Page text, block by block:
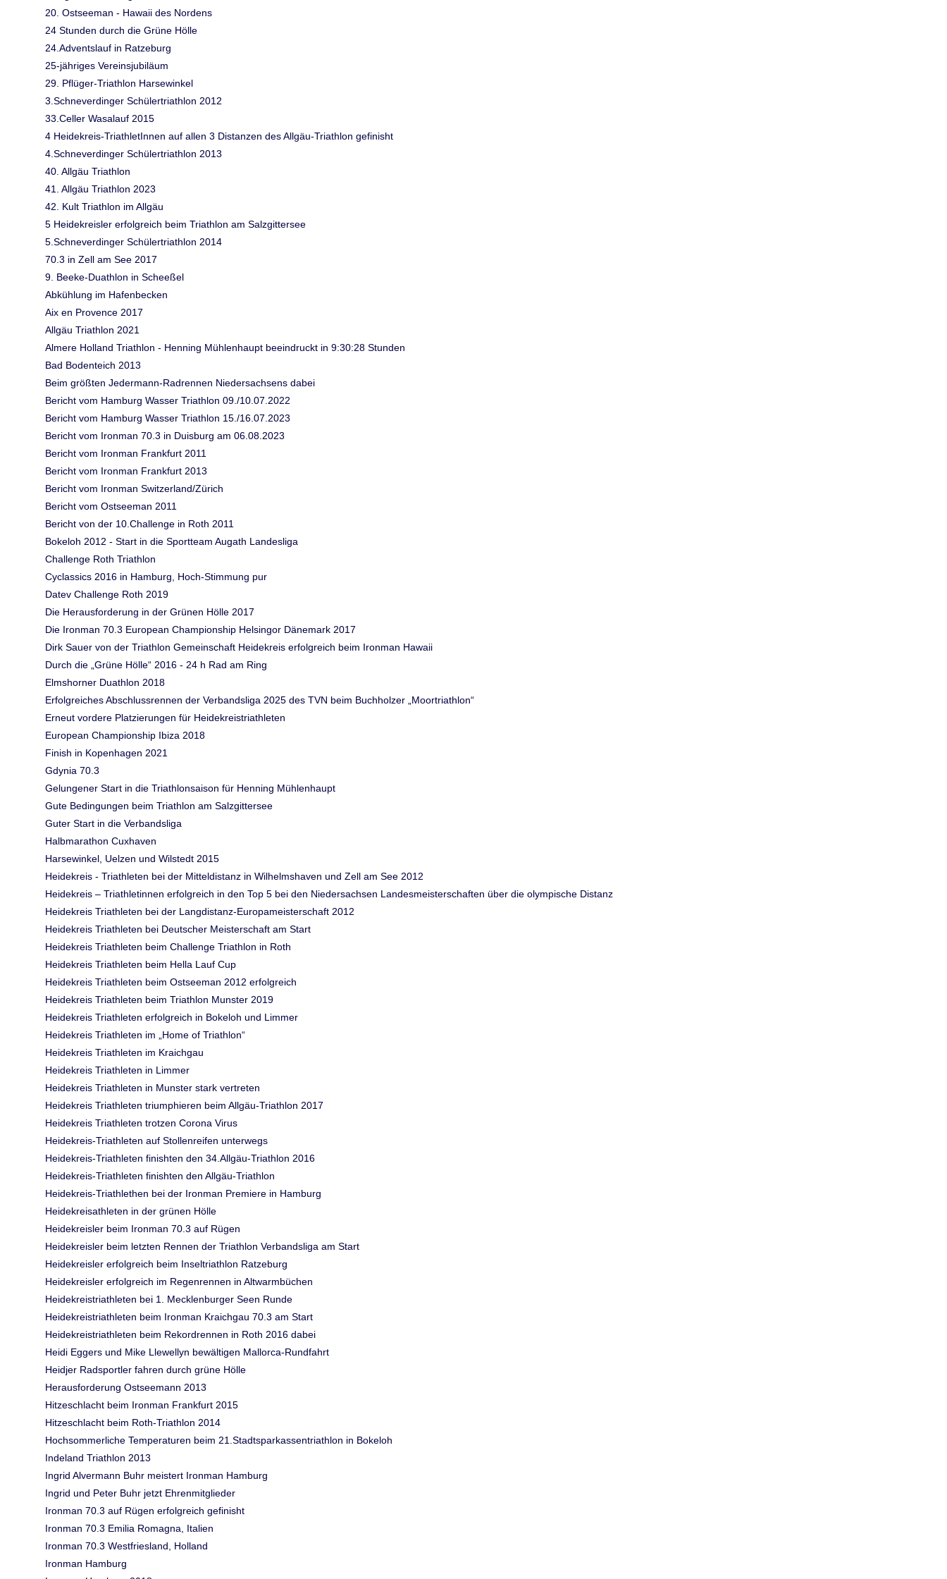
20. Ostseeman - Hawaii des Nordens
24 Stunden durch die Grüne Hölle
24.Adventslauf in Ratzeburg
25-jähriges Vereinsjubiläum
29. Pflüger-Triathlon Harsewinkel
3.Schneverdinger Schülertriathlon 2012
33.Celler Wasalauf 2015
4 Heidekreis-TriathletInnen auf allen 3 Distanzen des Allgäu-Triathlon gefinisht
4.Schneverdinger Schülertriathlon 2013
40. Allgäu Triathlon
41. Allgäu Triathlon 2023
42. Kult Triathlon im Allgäu
5 Heidekreisler erfolgreich beim Triathlon am Salzgittersee
5.Schneverdinger Schülertriathlon 2014
70.3 in Zell am See 2017
9. Beeke-Duathlon in Scheeßel
Abkühlung im Hafenbecken
Aix en Provence 2017
Allgäu Triathlon 2021
Almere Holland Triathlon - Henning Mühlenhaupt beeindruckt in 9:30:28 Stunden
Bad Bodenteich 2013
Beim größten Jedermann-Radrennen Niedersachsens dabei
Bericht vom Hamburg Wasser Triathlon 09./10.07.2022
Bericht vom Hamburg Wasser Triathlon 15./16.07.2023
Bericht vom Ironman 70.3 in Duisburg am 06.08.2023
Bericht vom Ironman Frankfurt 2011
Bericht vom Ironman Frankfurt 2013
Bericht vom Ironman Switzerland/Zürich
Bericht vom Ostseeman 2011
Bericht von der 10.Challenge in Roth 2011
Bokeloh 2012 - Start in die Sportteam Augath Landesliga
Challenge Roth Triathlon
Cyclassics 2016 in Hamburg, Hoch-Stimmung pur
Datev Challenge Roth 2019
Die Herausforderung in der Grünen Hölle 2017
Die Ironman 70.3 European Championship Helsingor Dänemark 2017
Dirk Sauer von der Triathlon Gemeinschaft Heidekreis erfolgreich beim Ironman Hawaii
Durch die „Grüne Hölle“ 2016 - 24 h Rad am Ring
Elmshorner Duathlon 2018
Erfolgreiches Abschlussrennen der Verbandsliga 2025 des TVN beim Buchholzer „Moortriathlon“
Erneut vordere Platzierungen für Heidekreistriathleten
European Championship Ibiza 2018
Finish in Kopenhagen 2021
Gdynia 70.3
Gelungener Start in die Triathlonsaison für Henning Mühlenhaupt
Gute Bedingungen beim Triathlon am Salzgittersee
Guter Start in die Verbandsliga
Halbmarathon Cuxhaven
Harsewinkel, Uelzen und Wilstedt 2015
Heidekreis - Triathleten bei der Mitteldistanz in Wilhelmshaven und Zell am See 2012
Heidekreis – Triathletinnen erfolgreich in den Top 5 bei den Niedersachsen Landesmeisterschaften über die olympische Distanz
Heidekreis Triathleten bei der Langdistanz-Europameisterschaft 2012
Heidekreis Triathleten bei Deutscher Meisterschaft am Start
Heidekreis Triathleten beim Challenge Triathlon in Roth
Heidekreis Triathleten beim Hella Lauf Cup
Heidekreis Triathleten beim Ostseeman 2012 erfolgreich
Heidekreis Triathleten beim Triathlon Munster 2019
Heidekreis Triathleten erfolgreich in Bokeloh und Limmer
Heidekreis Triathleten im „Home of Triathlon“
Heidekreis Triathleten im Kraichgau
Heidekreis Triathleten in Limmer
Heidekreis Triathleten in Munster stark vertreten
Heidekreis Triathleten triumphieren beim Allgäu-Triathlon 2017
Heidekreis Triathleten trotzen Corona Virus
Heidekreis-Triathleten auf Stollenreifen unterwegs
Heidekreis-Triathleten finishten den 34.Allgäu-Triathlon 2016
Heidekreis-Triathleten finishten den Allgäu-Triathlon
Heidekreis-Triathlethen bei der Ironman Premiere in Hamburg
Heidekreisathleten in der grünen Hölle
Heidekreisler beim Ironman 70.3 auf Rügen
Heidekreisler beim letzten Rennen der Triathlon Verbandsliga am Start
Heidekreisler erfolgreich beim Inseltriathlon Ratzeburg
Heidekreisler erfolgreich im Regenrennen in Altwarmbüchen
Heidekreistriathleten bei 1. Mecklenburger Seen Runde
Heidekreistriathleten beim Ironman Kraichgau 70.3 am Start
Heidekreistriathleten beim Rekordrennen in Roth 2016 dabei
Heidi Eggers und Mike Llewellyn bewältigen Mallorca-Rundfahrt
Heidjer Radsportler fahren durch grüne Hölle
Herausforderung Ostseemann 2013
Hitzeschlacht beim Ironman Frankfurt 2015
Hitzeschlacht beim Roth-Triathlon 2014
Hochsommerliche Temperaturen beim 21.Stadtsparkassentriathlon in Bokeloh
Indeland Triathlon 2013
Ingrid Alvermann Buhr meistert Ironman Hamburg
Ingrid und Peter Buhr jetzt Ehrenmitglieder
Ironman 70.3 auf Rügen erfolgreich gefinisht
Ironman 70.3 Emilia Romagna, Italien
Ironman 70.3 Westfriesland, Holland
Ironman Hamburg